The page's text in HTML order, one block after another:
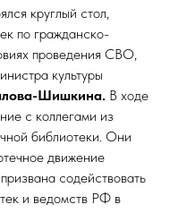
круглый стол,
по гражданско-
проведения СВО,
культуры
Шишкина. В ходе
с коллегами из
библиотеки. Они
движение
содействовать
и ведомств РФ в